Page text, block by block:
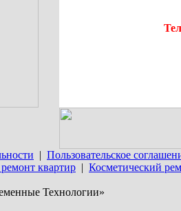
| Пользовательское
квартир | Косметический
Технологии»